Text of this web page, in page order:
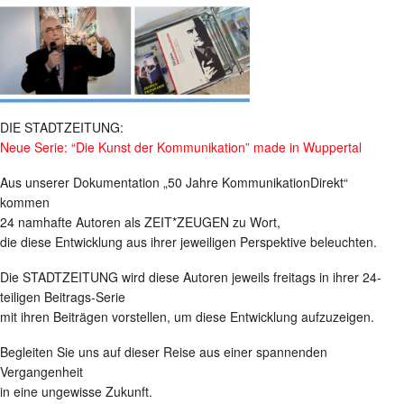
DIE STADTZEITUNG:
Neue Serie: “Die Kunst der Kommunikation” made in Wuppertal
Aus unserer Dokumentation „50 Jahre KommunikationDirekt“
kommen
24 namhafte Autoren als ZEIT*ZEUGEN zu Wort,
die diese Entwicklung aus ihrer jeweiligen Perspektive beleuchten.
Die STADTZEITUNG wird diese Autoren jeweils freitags in ihrer 24-
teiligen Beitrags-Serie
mit ihren Beiträgen vorstellen, um diese Entwicklung aufzuzeigen.
Begleiten Sie uns auf dieser Reise aus einer spannenden
Vergangenheit
in eine ungewisse Zukunft.